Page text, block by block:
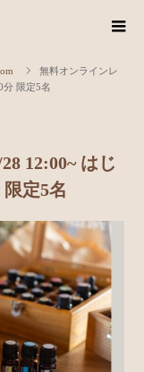
無料オンラインレ
分 限定5名
12:00~ はじ
定5名